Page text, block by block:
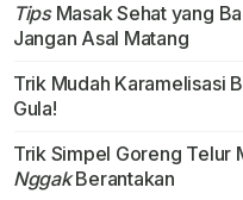
TipsMasak Sehat yang
Jangan Asal Matang
Trik Mudah Karamelisasi
Gula!
Trik Simpel Goreng Telur
NggakBerantakan